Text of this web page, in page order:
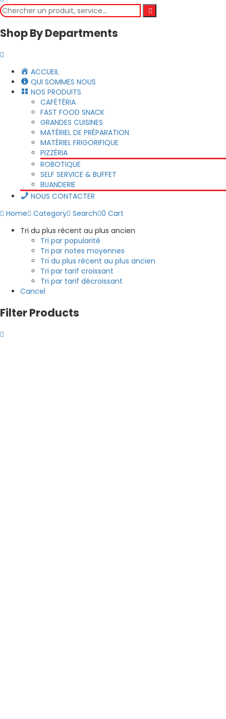
Shop By Departments
ACCUEIL
QUI SOMMES NOUS
NOS PRODUITS
CAFÉTÉRIA
FAST FOOD SNACK
GRANDES CUISINES
MATÉRIEL DE PRÉPARATION
MATÉRIEL FRIGORIFIQUE
PIZZÉRIA
ROBOTIQUE
SELF SERVICE & BUFFET
BUANDERIE
NOUS CONTACTER
Home
Category Search 0 Cart
Tri du plus récent au plus ancien
Tri par popularité
Tri par notes moyennes
Tri du plus récent au plus ancien
Tri par tarif croissant
Tri par tarif décroissant
Cancel
Filter Products